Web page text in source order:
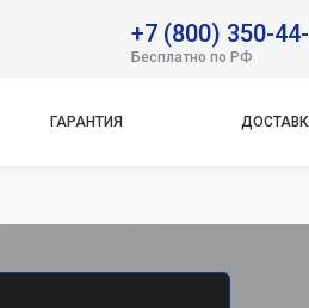
+7 (800) 350-
Бесплатно по РФ
ГАРАНТИЯ